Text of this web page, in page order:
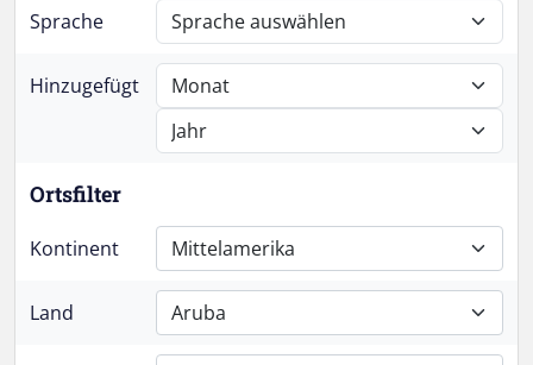
Sprache
Hinzugefügt
Ortsfilter
Kontinent Mittelamerika
Land Aruba